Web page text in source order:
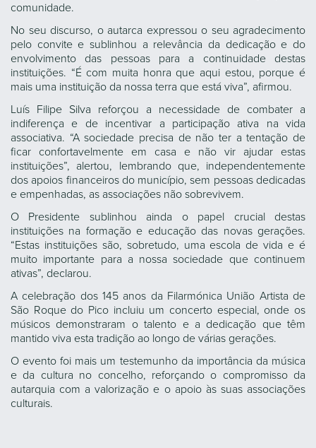
comunidade.
No seu discurso, o autarca expressou o seu agradecimento
pelo convite e sublinhou a relevância da dedicação e do
envolvimento das pessoas para a continuidade destas
instituições. “É com muita honra que aqui estou, porque é
mais uma instituição da nossa terra que está viva”, afirmou.
Luís Filipe Silva reforçou a necessidade de combater a
indiferença e de incentivar a participação ativa na vida
associativa. “A sociedade precisa de não ter a tentação de
ficar confortavelmente em casa e não vir ajudar estas
instituições”, alertou, lembrando que, independentemente
dos apoios financeiros do município, sem pessoas dedicadas
e empenhadas, as associações não sobrevivem.
O Presidente sublinhou ainda o papel crucial destas
instituições na formação e educação das novas gerações.
“Estas instituições são, sobretudo, uma escola de vida e é
muito importante para a nossa sociedade que continuem
ativas”, declarou.
A celebração dos 145 anos da Filarmónica União Artista de
São Roque do Pico incluiu um concerto especial, onde os
músicos demonstraram o talento e a dedicação que têm
mantido viva esta tradição ao longo de várias gerações.
O evento foi mais um testemunho da importância da música
e da cultura no concelho, reforçando o compromisso da
autarquia com a valorização e o apoio às suas associações
culturais.